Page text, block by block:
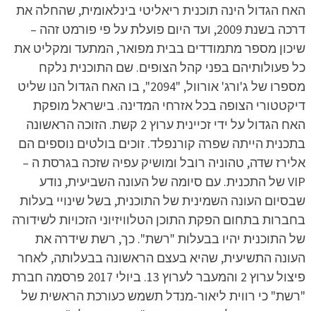
האח הגדול הינה תוכנית ריאליטי בינלאומית, שהחלה את
דרכה בשנת 2009, ועד היום פועלת על פי פורמט זהה –
שיכון מספר מתמודדים בבית מפואר, המתעד ומקליט את
כל פעולותיהם בפני קהל הצופים. שם התוכנית נלקח
מספרו של ג'ורג' אורוול, "2094", בו האח הגדול הנו שליט
דיקטטורי הצופה בכל אזרחי המדינה. בישראל מופקת
האח הגדול על ידי זכיינית ערוץ 2 קשת. הזוכה הראשונה
בתכנית הייתה שפרה קורנפלד. זוכים בולטים נוספים הם
אלירז שדה, טהוניה רובל ומושיק עפיה שזכה בגרסת ה –
VIP של התכנית. עם סיומה של העונה השביעית, נודע
שבסיום העונה השמינית של התוכנית, בשל שינויי בעלות
בחברות בתחום הפקת התוכן הטלוויזיוני הזכויות לשידורה
של התוכנית יהיו בבעלות "רשת". כך, רשת שידרה את
העונה התשיעית, שהיא בעצם הראשונה בבעלותה, לאחר
פיצול ערוץ 2 והמעבר לערוץ 13. ביולי 2017 פרסמה חברת
"רשת" כי רווית ליאור-מנדל תשמש כעורכת הראשית של